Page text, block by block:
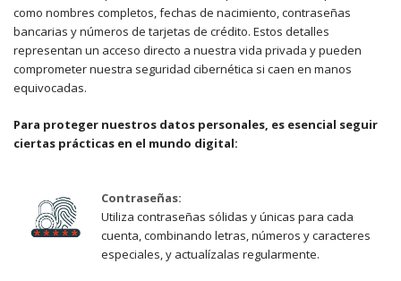
como nombres completos, fechas de nacimiento, contraseñas
bancarias y números de tarjetas de crédito. Estos detalles
representan un acceso directo a nuestra vida privada y pueden
comprometer nuestra seguridad cibernética si caen en manos
equivocadas.
Para proteger nuestros datos personales, es esencial seguir
ciertas prácticas en el mundo digital:
Contraseñas:
Utiliza contraseñas sólidas y únicas para cada
cuenta, combinando letras, números y caracteres
especiales, y actualízalas regularmente.